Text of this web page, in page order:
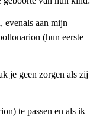
evenals aan mijn
(hun eerste
je geen zorgen als zij
te passen en als ik